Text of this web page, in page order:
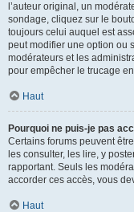
l’auteur original, un
sondage, cliquez sur le
toujours celui auquel est
peut modifier une option ou
modérateurs et les
pour empêcher le trucage
Haut
Pourquoi ne puis-je pas
Certains forums peuvent
les consulter, les lire, y
rapportant. Seuls les
accorder ces accès, vous
Haut